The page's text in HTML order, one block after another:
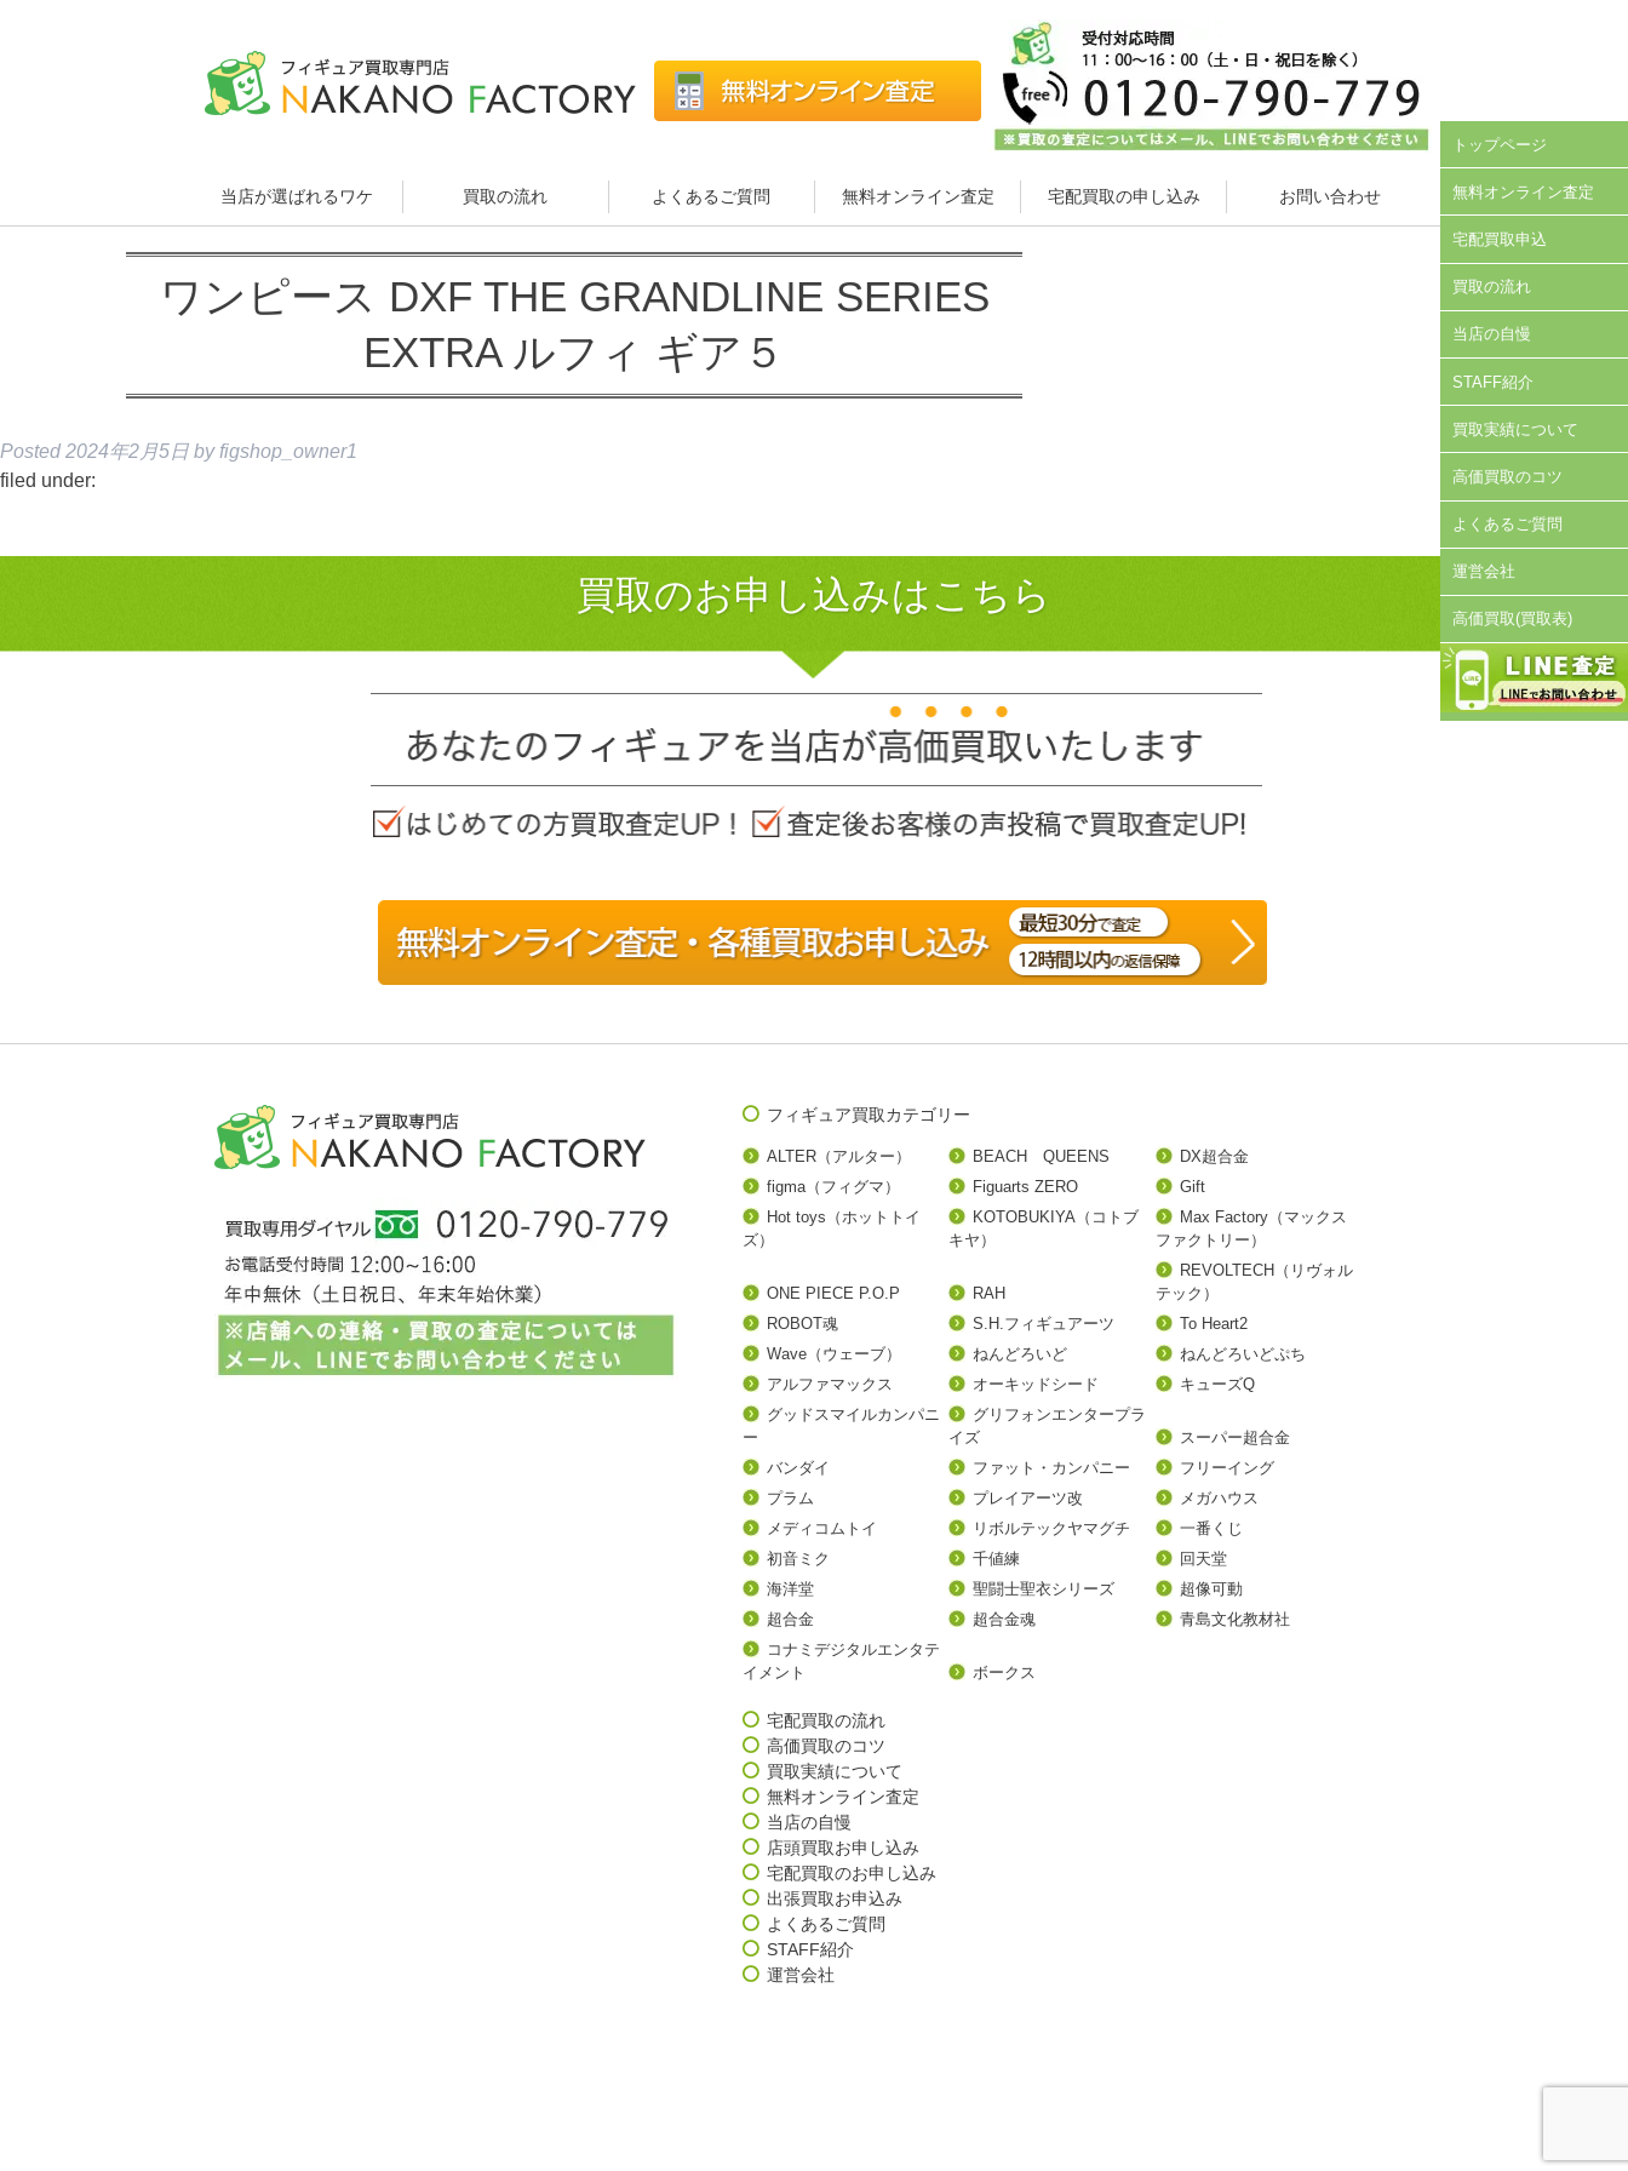
当店が選ばれるワケ 買取の流れ よくあるご質問 無料オンライン査定 宅配買取の申し込み お問い合わせ
ワンピース DXF THE GRANDLINE SERIES
EXTRA ルフィ ギア５
Posted 2024年2月5日 by figshop_owner1
filed under:
トップページ
無料オンライン査定
宅配買取申込
買取の流れ
当店の自慢
STAFF紹介
買取実績について
高価買取のコツ
よくあるご質問
運営会社
高価買取(買取表)
買取のお申し込みはこちら
フィギュア買取カテゴリー
ALTER（アルター） BEACH QUEENS
DX超合金
figma（フィグマ）
Figuarts ZERO
Gift
Hot toys（ホットトイ
ズ）
KOTOBUKIYA（コトブ
キヤ）
Max Factory（マックス
ファクトリー）
ONE PIECE P.O.P RAH
REVOLTECH（リヴォル
テック）
ROBOT魂
S.H.フィギュアーツ
To Heart2
Wave（ウェーブ）
ねんどろいど
ねんどろいどぷち
アルファマックス
オーキッドシード
キューズQ
グッドスマイルカンパニ
ー
グリフォンエンタープラ
イズ
スーパー超合金
バンダイ
ファット・カンパニー
フリーイング
プラム
プレイアーツ改
メガハウス
メディコムトイ
リボルテックヤマグチ
一番くじ
初音ミク
千値練
回天堂
海洋堂
聖闘士聖衣シリーズ
超像可動
超合金
超合金魂
青島文化教材社
コナミデジタルエンタテ
イメント
ボークス
宅配買取の流れ
高価買取のコツ
買取実績について
無料オンライン査定
当店の自慢
店頭買取お申し込み
宅配買取のお申し込み
出張買取お申込み
よくあるご質問
STAFF紹介
運営会社